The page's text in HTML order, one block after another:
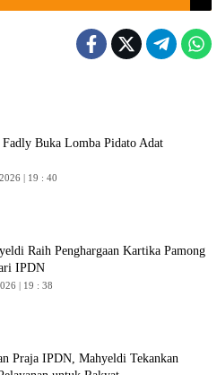
Fadly Buka Lomba Pidato Adat
| 19 : 40
Raih Penghargaan Kartika Pamong
IPDN
| 19 : 38
Praja IPDN, Mahyeldi Tekankan